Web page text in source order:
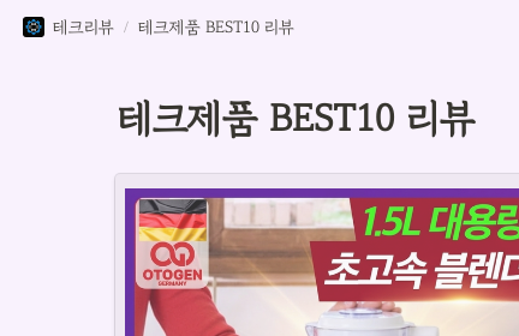
테크리뷰 / 테크제품 BEST10 리뷰
테크제품 BEST10 리뷰